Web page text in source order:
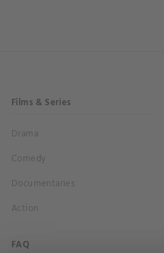
Films & Series
Drama
Comedy
Documentaries
Action
FAQ